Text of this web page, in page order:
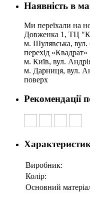
Наявність в
Ми переїхали на
Довженка 1, ТЦ
м. Шулявська, вул.
перехід «Квадрат»
м. Київ, вул.
м. Дарниця, вул.
поверх
Рекомендації
Виробник:
Колір:
Основний